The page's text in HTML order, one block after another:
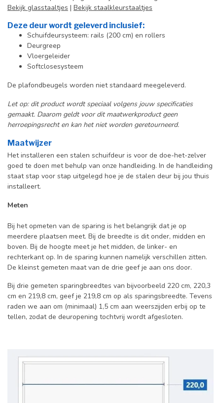
Bekijk glasstaaltjes | Bekijk staalkleurstaaltjes
Deze deur wordt geleverd inclusief:
Schuifdeursysteem: rails (200 cm) en rollers
Deurgreep
Vloergeleider
Softclosesysteem
De plafondbeugels worden niet standaard meegeleverd.
Let op: dit product wordt speciaal volgens jouw specificaties
gemaakt. Daarom geldt voor dit maatwerkproduct geen
herroepingsrecht en kan het niet worden geretourneerd.
Maatwijzer
Het installeren een stalen schuifdeur is voor de doe-het-zelver
goed te doen met behulp van onze handleiding. In de handleiding
staat stap voor stap uitgelegd hoe je de stalen deur bij jou thuis
installeert.
Meten
Bij het opmeten van de sparing is het belangrijk dat je op
meerdere plaatsen meet. Bij de breedte is dit onder, midden en
boven. Bij de hoogte meet je het midden, de linker- en
rechterkant op. In de sparing kunnen namelijk verschillen zitten.
De kleinst gemeten maat van de drie geef je aan ons door.
Bij drie gemeten sparingbreedtes van bijvoorbeeld 220 cm, 220,3
cm en 219,8 cm, geef je 219,8 cm op als sparingsbreedte. Tevens
raden we aan om (minimaal) 1,5 cm aan weerszijden erbij op te
tellen, zodat de deuropening tochtvrij wordt afgesloten.